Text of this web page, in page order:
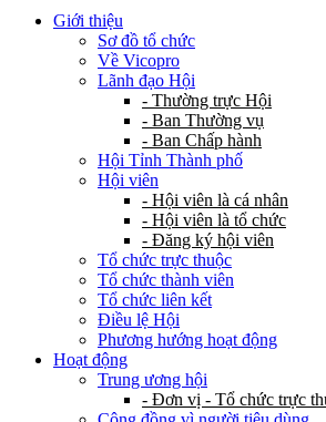
Giới thiệu
Sơ đồ tổ chức
Về Vicopro
Lãnh đạo Hội
- Thường trực Hội
- Ban Thường vụ
- Ban Chấp hành
Hội Tỉnh Thành phố
Hội viên
- Hội viên là cá nhân
- Hội viên là tổ chức
- Đăng ký hội viên
Tổ chức trực thuộc
Tổ chức thành viên
Tổ chức liên kết
Điều lệ Hội
Phương hướng hoạt động
Hoạt động
Trung ương hội
- Đơn vị - Tổ chức trực